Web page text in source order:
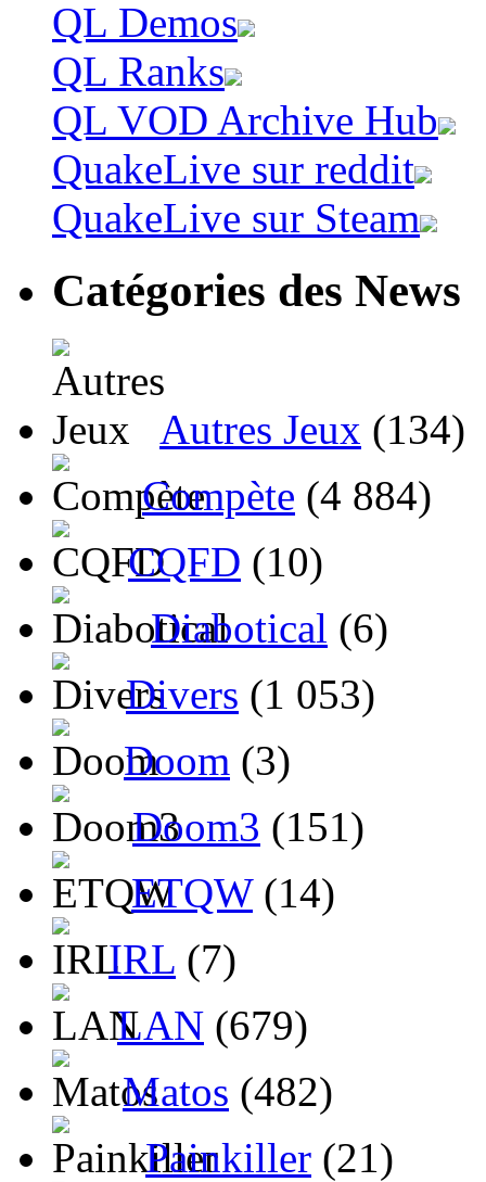
QL Demos
QL Ranks
QL VOD Archive Hub
QuakeLive sur reddit
QuakeLive sur Steam
Catégories des News
Autres Jeux (134)
Compète (4 884)
CQFD (10)
Diabotical (6)
Divers (1 053)
Doom (3)
Doom3 (151)
ETQW(14)
IRL (7)
LAN (679)
Matos (482)
Painkiller (21)